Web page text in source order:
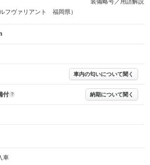
までも記載している鑑定日の鑑定結果となりま
フヴァリアント 福岡県）
装備略号／用語解説
車内の匂いについて聞く
付 ? 納期について聞く
車